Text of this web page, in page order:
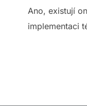
Ano, existují
implementaci